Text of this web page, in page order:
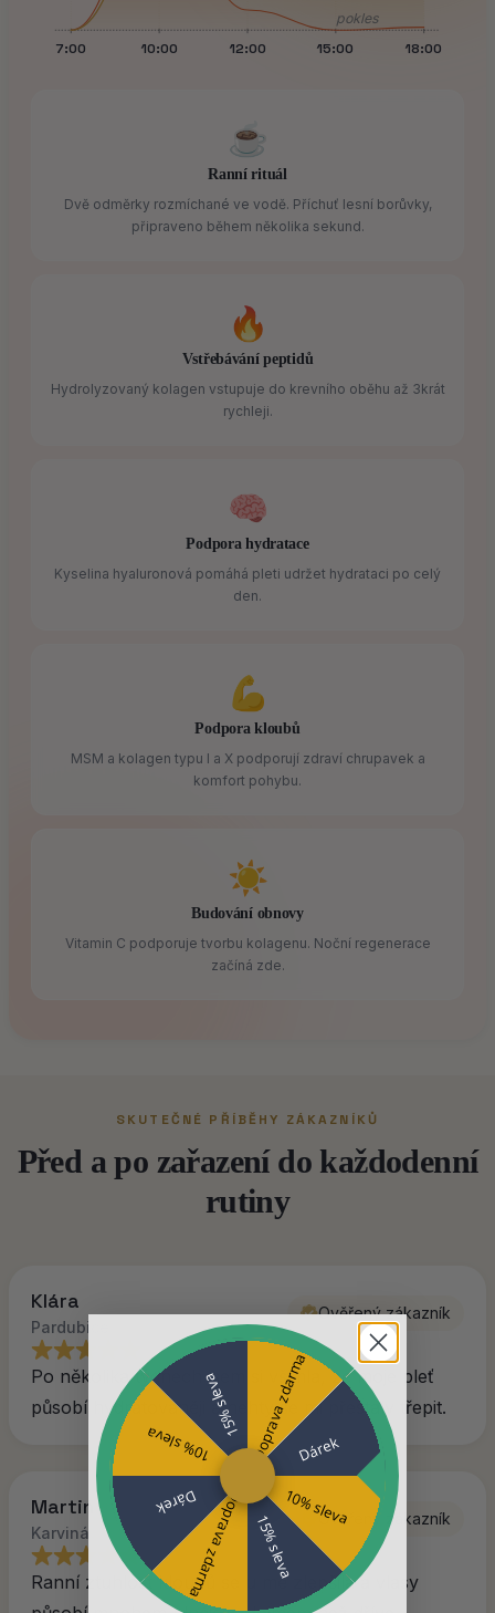
7:00 10:00 12:00 15:00 18:00
pokles
☕
Ranní rituál
Dvě odměrky rozmíchané ve vodě. Příchuť lesní borůvky,
připraveno během několika sekund.
🔥
Vstřebávání peptidů
Hydrolyzovaný kolagen vstupuje do krevního oběhu až 3krát
rychleji.
🧠
Podpora hydratace
Kyselina hyaluronová pomáhá pleti udržet hydrataci po celý
den.
💪
Podpora kloubů
MSM a kolagen typu I a X podporují zdraví chrupavek a
komfort pohybu.
☀
Budování obnovy
Vitamin C podporuje tvorbu kolagenu. Noční regenerace
začíná zde.
SKUTEČNÉ PŘÍBĚHY ZÁKAZNÍKŮ
Před a po zařazení do každodenní
rutiny
Klára
Pardubice
Ověřený zákazník
Po několika týdnech jsem si všimla, že moje pleť
působí hydratovaněji a nehty se mi přestaly třepit.
Martin
Karviná
Ověřený zákazník
Ranní ztuhlost kloubů se u mě zlepšila a vlasy
Doprava zdarmaDárek
10% sleva
15% sleva
Doprava zdarma
Dárek
10% sleva
15% sleva